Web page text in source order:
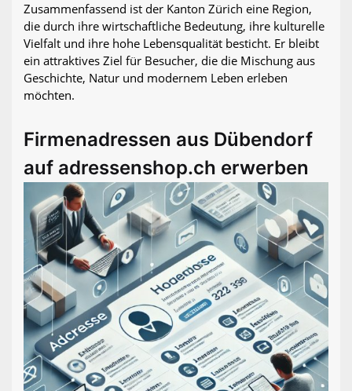
Zusammenfassend ist der Kanton Zürich eine Region,
die durch ihre wirtschaftliche Bedeutung, ihre kulturelle
Vielfalt und ihre hohe Lebensqualität besticht. Er bleibt
ein attraktives Ziel für Besucher, die die Mischung aus
Geschichte, Natur und modernem Leben erleben
möchten.
Firmenadressen aus Dübendorf
auf adressenshop.ch erwerben